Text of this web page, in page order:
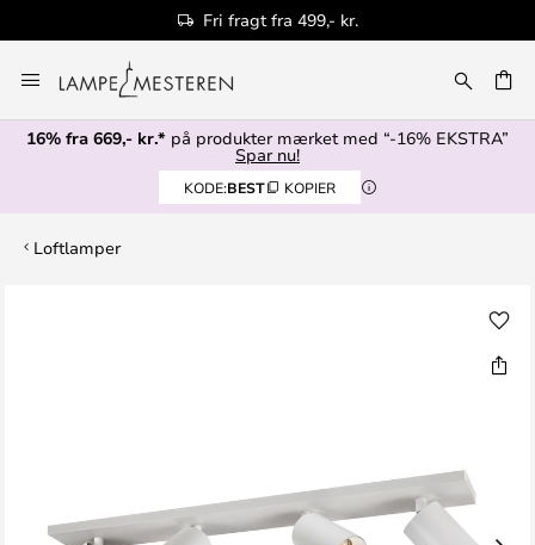
Fri fragt fra 499,- kr.
to
Content
16% fra 669,- kr.* på produkter mærket med “-16% EKSTRA”
Spar nu!
KODE:BEST KOPIER
Loftlamper